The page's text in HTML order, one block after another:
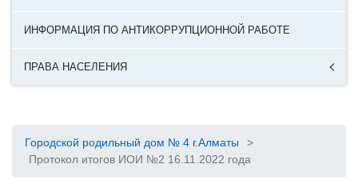
ИНФОРМАЦИЯ ПО АНТИКОРРУПЦИОННОЙ РАБОТЕ
ПРАВА НАСЕЛЕНИЯ
Городской родильный дом № 4 г.Алматы
>
Протокол итогов ИОИ №2 16.11.2022 года